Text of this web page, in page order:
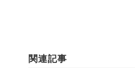
関連記事